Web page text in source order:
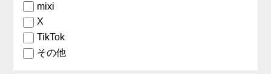
mixi
X
TikTok
その他